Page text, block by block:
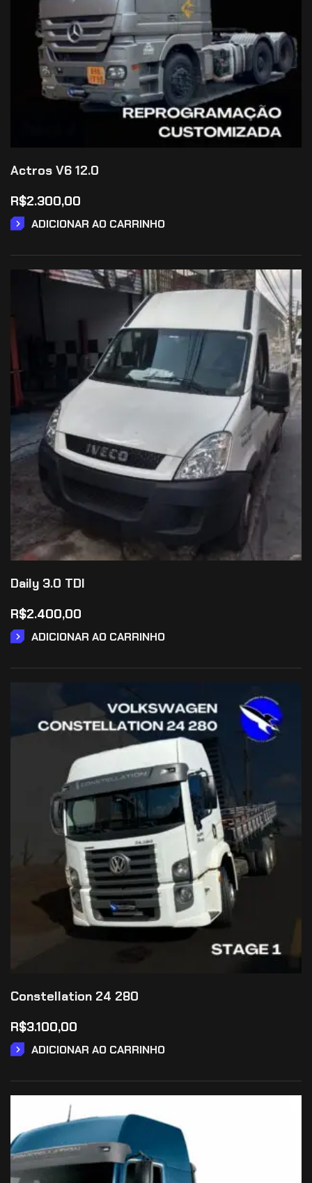
Actros V6 12.0
R$2.300,00
ADICIONAR AO CARRINHO
Daily 3.0 TDI
R$2.400,00
ADICIONAR AO CARRINHO
Constellation 24 280
R$3.100,00
ADICIONAR AO CARRINHO